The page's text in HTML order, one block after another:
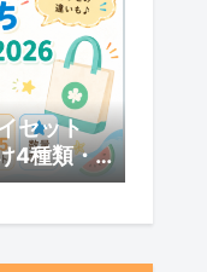
セット
4種類・